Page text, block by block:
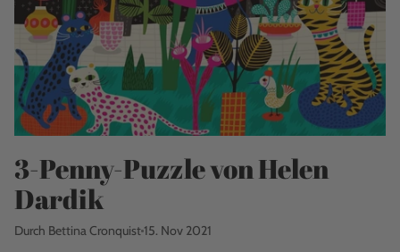
3-Penny-Puzzle von Helen
Dardik
Durch Bettina Cronquist 15. Nov 2021